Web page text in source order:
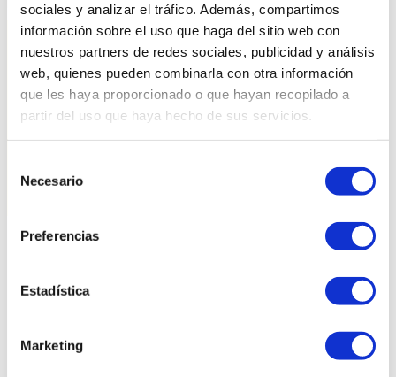
sociales y analizar el tráfico. Además, compartimos
información sobre el uso que haga del sitio web con
nuestros partners de redes sociales, publicidad y análisis
web, quienes pueden combinarla con otra información
que les haya proporcionado o que hayan recopilado a
partir del uso que haya hecho de sus servicios.
Necesario
Preferencias
Estadística
Marketing
Detalle del producto
Productos relacionados